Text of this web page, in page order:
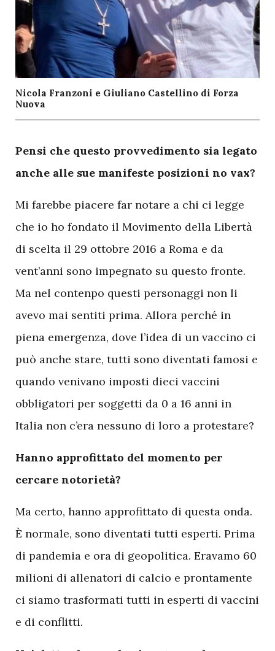
Nicola Franzoni e Giuliano Castellino di Forza
Nuova
Pensi che questo provvedimento sia legato
anche alle sue manifeste posizioni no vax?
Mi farebbe piacere far notare a chi ci legge
che io ho fondato il Movimento della Libertà
di scelta il 29 ottobre 2016 a Roma e da
vent’anni sono impegnato su questo fronte.
Ma nel contenpo questi personaggi non li
avevo mai sentiti prima. Allora perché in
piena emergenza, dove l’idea di un vaccino ci
può anche stare, tutti sono diventati famosi e
quando venivano imposti dieci vaccini
obbligatori per soggetti da 0 a 16 anni in
Italia non c’era nessuno di loro a protestare?
Hanno approfittato del momento per
cercare notorietà?
Ma certo, hanno approfittato di questa onda.
È normale, sono diventati tutti esperti. Prima
di pandemia e ora di geopolitica. Eravamo 60
milioni di allenatori di calcio e prontamente
ci siamo trasformati tutti in esperti di vaccini
e di conflitti.